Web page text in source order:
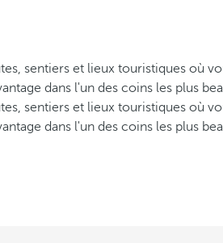
sentiers et lieux touristiques où
dans l'un des coins les plus
sentiers et lieux touristiques où
dans l'un des coins les plus